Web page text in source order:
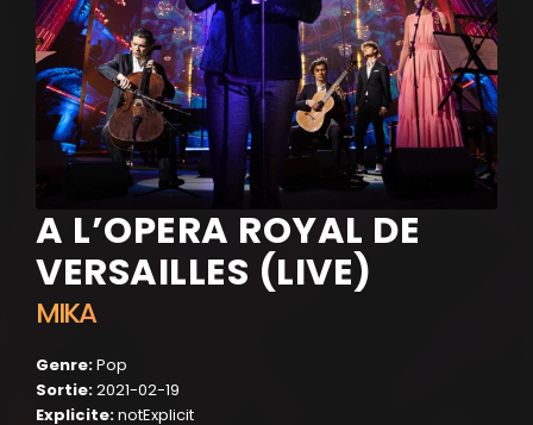
A L’OPERA ROYAL DE
VERSAILLES (LIVE)
MIKA
Genre:Pop
Sortie:2021-02-19
Explicite:notExplicit